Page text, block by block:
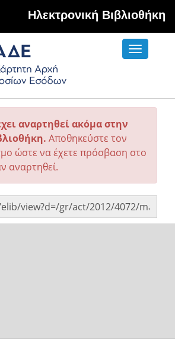
Hλεκτρονική Βιβλιοθήκη
Toggle
αναρτηθεί ακόμα στην
Αποθηκεύστε τον
ώστε να έχετε πρόσβαση στο
αναρτηθεί.